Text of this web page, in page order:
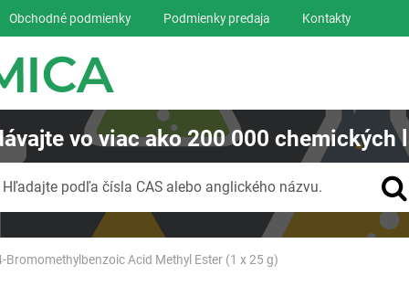
Bromomethylbenzoic Acid Methyl Ester (1 x 25 g)
Obchodné podmienky Podmienky predaja Kontakty
vo viac ako200 000 chemických
Hľadajte podľa čísla CAS alebo anglického názvu.